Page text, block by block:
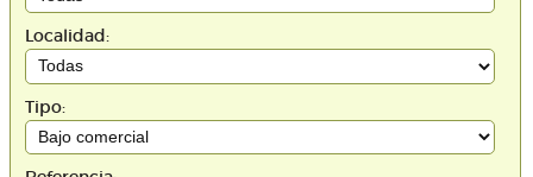
Localidad:
Tipo: